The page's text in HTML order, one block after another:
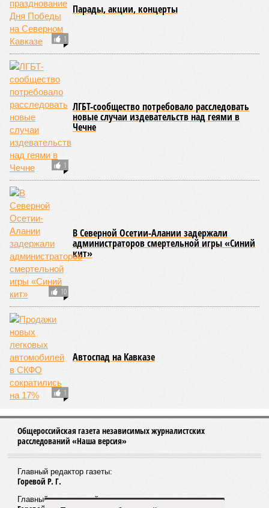
1
Парады, акции, концерты
1
ЛГБТ-сообщество потребовало расследовать
новые случаи издевательств над геями в
Чечне
10
В Северной Осетии-Алании задержали
администраторов смертельной игры «Синий
кит»
1
Автоспад на Кавказе
Общероссийская газета независимых журналистских
расследований «Наша версия»
Главный редактор газеты:
Горевой Р. Г.
Главный редактор сайта: